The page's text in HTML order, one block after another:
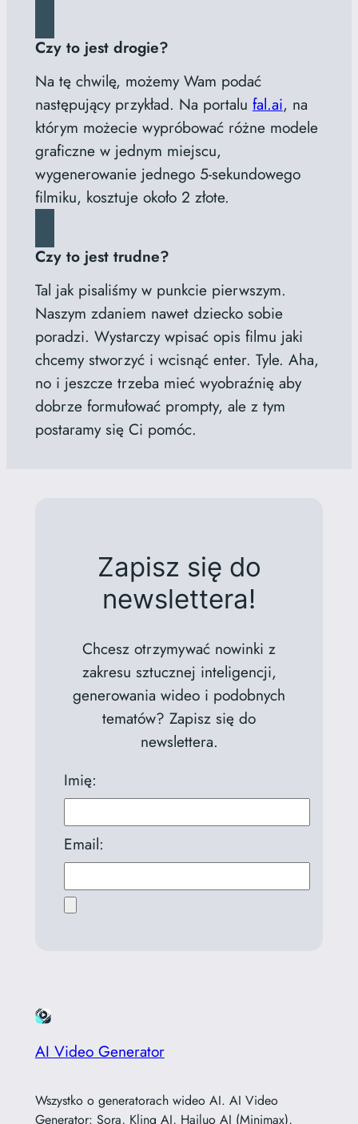
Czy to jest drogie?
Na tę chwilę, możemy Wam podać
następujący przykład. Na portalu fal.ai, na
którym możecie wypróbować różne modele
graficzne w jednym miejscu,
wygenerowanie jednego 5-sekundowego
filmiku, kosztuje około 2 złote.
Czy to jest trudne?
Tal jak pisaliśmy w punkcie pierwszym.
Naszym zdaniem nawet dziecko sobie
poradzi. Wystarczy wpisać opis filmu jaki
chcemy stworzyć i wcisnąć enter. Tyle. Aha,
no i jeszcze trzeba mieć wyobraźnię aby
dobrze formułować prompty, ale z tym
postaramy się Ci pomóc.
Zapisz się do
newslettera!
Chcesz otrzymywać nowinki z
zakresu sztucznej inteligencji,
generowania wideo i podobnych
tematów? Zapisz się do
newslettera.
Imię:
Email:
AI Video Generator
Wszystko o generatorach wideo AI. AI Video
Generator: Sora, Kling AI, Hailuo AI (Minimax),